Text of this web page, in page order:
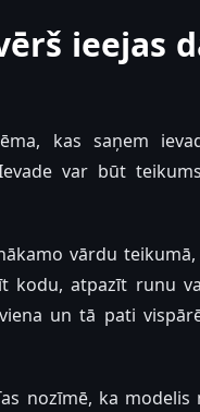
ieejas
kas saņem
var būt
vārdu
kodu, atpazīt runu
un tā pati
nozīmē, ka